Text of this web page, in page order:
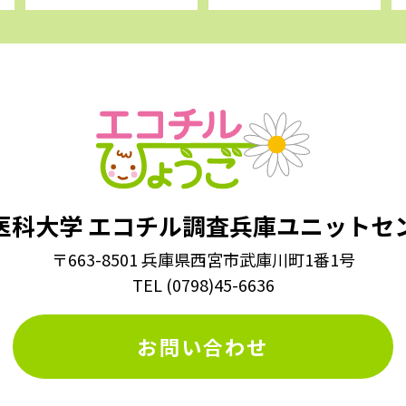
科大学エコチル調査兵庫ユニットセ
〒663-8501 兵庫県西宮市武庫川町1番1号
TEL (0798)45-6636
お問い合わせ